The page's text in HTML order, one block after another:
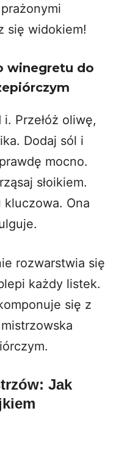
się widokiem!
winegretu do
Przełóż oliwę,
Dodaj sól i
mocno.
słoikiem.
Ona
rozwarstwia się
każdy listek.
się z
Jak